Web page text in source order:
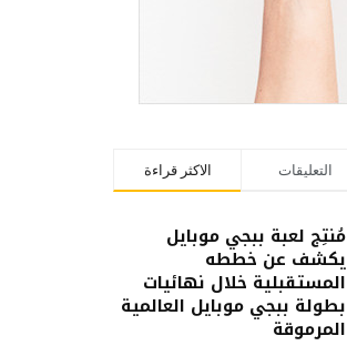
الاكثر قراءة التعليقات
مُنتِج لعبة ببجي موبايل
يكشف عن خططه
المستقبلية خلال نهائيات
بطولة ببجي موبايل العالمية
المرموقة